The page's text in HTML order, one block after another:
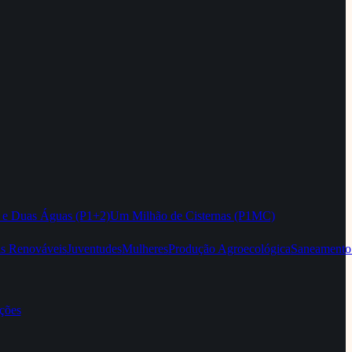
Duas Águas (P1+2)Um Milhão de Cisternas (P1MC)
RenováveisJuventudesMulheresProdução Agroecológica